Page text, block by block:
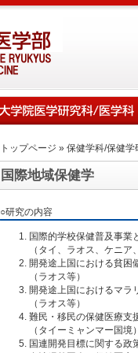
トップページ » 保健学科/保健学
国際地域保健学
○研究の内容
国際的学校保健普及事業
（タイ、ラオス、ケニア
開発途上国における貧困
（ラオス等）
開発途上国におけるマラ
（ラオス等）
難民・移民の保健医療支
（タイーミャンマー国境）
国連開発目標に関する政